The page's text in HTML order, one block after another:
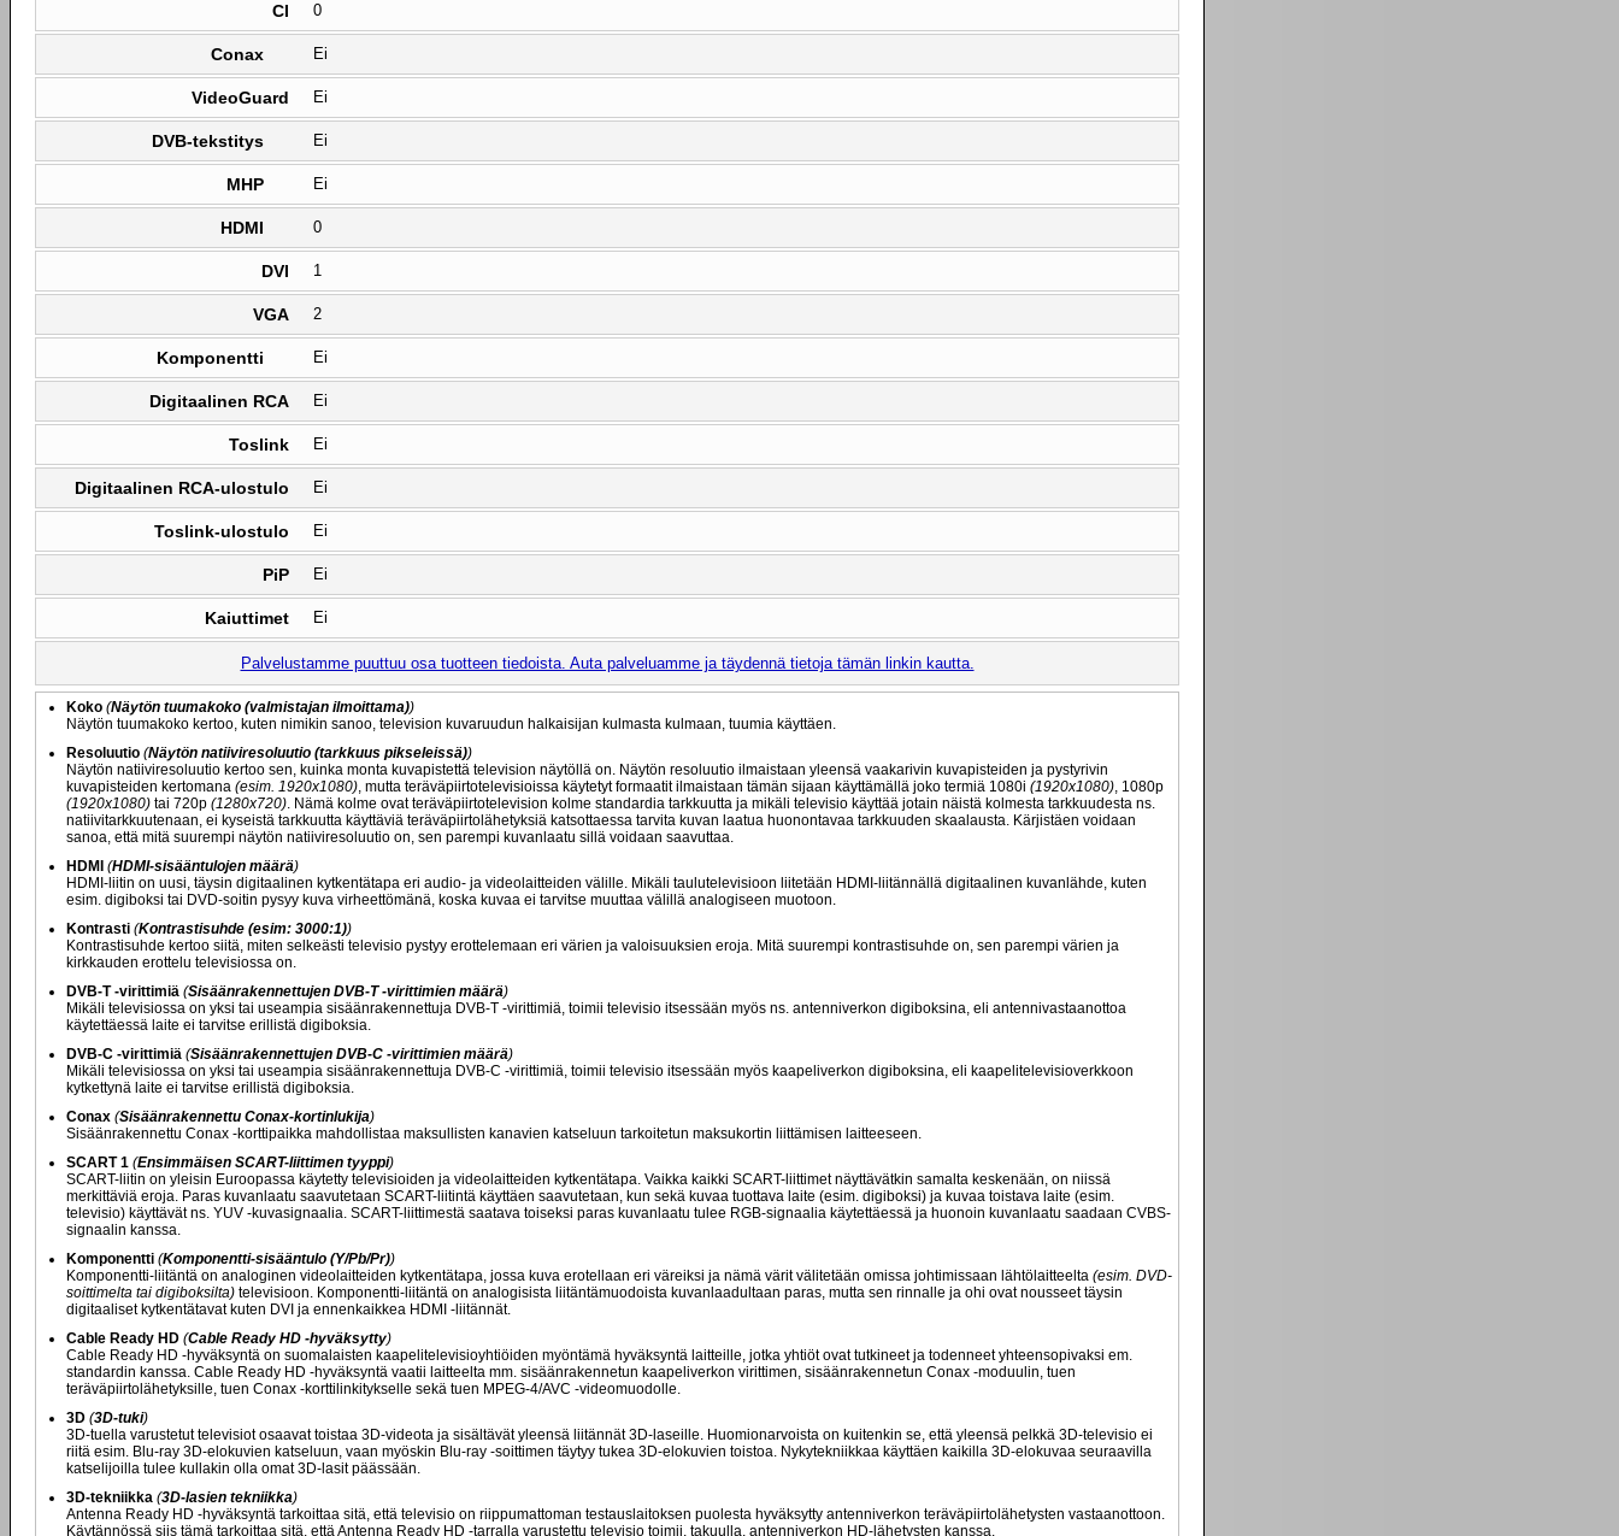
CI 0
Conax Ei
VideoGuard Ei
DVB-tekstitys Ei
MHP Ei
HDMI 0
DVI 1
VGA 2
Komponentti Ei
Digitaalinen RCA Ei
Toslink Ei
Digitaalinen RCA-ulostulo Ei
Toslink-ulostulo Ei
PiP Ei
Kaiuttimet Ei
Palvelustamme puuttuu osa tuotteen tiedoista. Auta palveluamme ja täydennä tietoja tämän linkin kautta.
Koko (Näytön tuumakoko (valmistajan ilmoittama))
Näytön tuumakoko kertoo, kuten nimikin sanoo, television kuvaruudun halkaisijan kulmasta kulmaan, tuumia käyttäen.
Resoluutio (Näytön natiiviresoluutio (tarkkuus pikseleissä))
Näytön natiiviresoluutio kertoo sen, kuinka monta kuvapistettä television näytöllä on. Näytön resoluutio ilmaistaan yleensä vaakarivin kuvapisteiden ja pystyrivin
kuvapisteiden kertomana (esim. 1920x1080), mutta teräväpiirtotelevisioissa käytetyt formaatit ilmaistaan tämän sijaan käyttämällä joko termiä 1080i (1920x1080), 1080p
(1920x1080) tai 720p (1280x720). Nämä kolme ovat teräväpiirtotelevision kolme standardia tarkkuutta ja mikäli televisio käyttää jotain näistä kolmesta tarkkuudesta ns.
natiivitarkkuutenaan, ei kyseistä tarkkuutta käyttäviä teräväpiirtolähetyksiä katsottaessa tarvita kuvan laatua huonontavaa tarkkuuden skaalausta. Kärjistäen voidaan
sanoa, että mitä suurempi näytön natiiviresoluutio on, sen parempi kuvanlaatu sillä voidaan saavuttaa.
HDMI (HDMI-sisääntulojen määrä)
HDMI-liitin on uusi, täysin digitaalinen kytkentätapa eri audio- ja videolaitteiden välille. Mikäli taulutelevisioon liitetään HDMI-liitännällä digitaalinen kuvanlähde, kuten
esim. digiboksi tai DVD-soitin pysyy kuva virheettömänä, koska kuvaa ei tarvitse muuttaa välillä analogiseen muotoon.
Kontrasti (Kontrastisuhde (esim: 3000:1))
Kontrastisuhde kertoo siitä, miten selkeästi televisio pystyy erottelemaan eri värien ja valoisuuksien eroja. Mitä suurempi kontrastisuhde on, sen parempi värien ja
kirkkauden erottelu televisiossa on.
DVB-T -virittimiä (Sisäänrakennettujen DVB-T -virittimien määrä)
Mikäli televisiossa on yksi tai useampia sisäänrakennettuja DVB-T -virittimiä, toimii televisio itsessään myös ns. antenniverkon digiboksina, eli antennivastaanottoa
käytettäessä laite ei tarvitse erillistä digiboksia.
DVB-C -virittimiä (Sisäänrakennettujen DVB-C -virittimien määrä)
Mikäli televisiossa on yksi tai useampia sisäänrakennettuja DVB-C -virittimiä, toimii televisio itsessään myös kaapeliverkon digiboksina, eli kaapelitelevisioverkkoon
kytkettynä laite ei tarvitse erillistä digiboksia.
Conax (Sisäänrakennettu Conax-kortinlukija)
Sisäänrakennettu Conax -korttipaikka mahdollistaa maksullisten kanavien katseluun tarkoitetun maksukortin liittämisen laitteeseen.
SCART 1 (Ensimmäisen SCART-liittimen tyyppi)
SCART-liitin on yleisin Euroopassa käytetty televisioiden ja videolaitteiden kytkentätapa. Vaikka kaikki SCART-liittimet näyttävätkin samalta keskenään, on niissä
merkittäviä eroja. Paras kuvanlaatu saavutetaan SCART-liitintä käyttäen saavutetaan, kun sekä kuvaa tuottava laite (esim. digiboksi) ja kuvaa toistava laite (esim.
televisio) käyttävät ns. YUV -kuvasignaalia. SCART-liittimestä saatava toiseksi paras kuvanlaatu tulee RGB-signaalia käytettäessä ja huonoin kuvanlaatu saadaan CVBS-
signaalin kanssa.
Komponentti (Komponentti-sisääntulo (Y/Pb/Pr))
Komponentti-liitäntä on analoginen videolaitteiden kytkentätapa, jossa kuva erotellaan eri väreiksi ja nämä värit välitetään omissa johtimissaan lähtölaitteelta (esim. DVD-
soittimelta tai digiboksilta) televisioon. Komponentti-liitäntä on analogisista liitäntämuodoista kuvanlaadultaan paras, mutta sen rinnalle ja ohi ovat nousseet täysin
digitaaliset kytkentätavat kuten DVI ja ennenkaikkea HDMI -liitännät.
Cable Ready HD (Cable Ready HD -hyväksytty)
Cable Ready HD -hyväksyntä on suomalaisten kaapelitelevisioyhtiöiden myöntämä hyväksyntä laitteille, jotka yhtiöt ovat tutkineet ja todenneet yhteensopivaksi em.
standardin kanssa. Cable Ready HD -hyväksyntä vaatii laitteelta mm. sisäänrakennetun kaapeliverkon virittimen, sisäänrakennetun Conax -moduulin, tuen
teräväpiirtolähetyksille, tuen Conax -korttilinkitykselle sekä tuen MPEG-4/AVC -videomuodolle.
3D (3D-tuki)
3D-tuella varustetut televisiot osaavat toistaa 3D-videota ja sisältävät yleensä liitännät 3D-laseille. Huomionarvoista on kuitenkin se, että yleensä pelkkä 3D-televisio ei
riitä esim. Blu-ray 3D-elokuvien katseluun, vaan myöskin Blu-ray -soittimen täytyy tukea 3D-elokuvien toistoa. Nykytekniikkaa käyttäen kaikilla 3D-elokuvaa seuraavilla
katselijoilla tulee kullakin olla omat 3D-lasit päässään.
3D-tekniikka (3D-lasien tekniikka)
Antenna Ready HD -hyväksyntä tarkoittaa sitä, että televisio on riippumattoman testauslaitoksen puolesta hyväksytty antenniverkon teräväpiirtolähetysten vastaanottoon.
Käytännössä siis tämä tarkoittaa sitä, että Antenna Ready HD -tarralla varustettu televisio toimii, takuulla, antenniverkon HD-lähetysten kanssa.